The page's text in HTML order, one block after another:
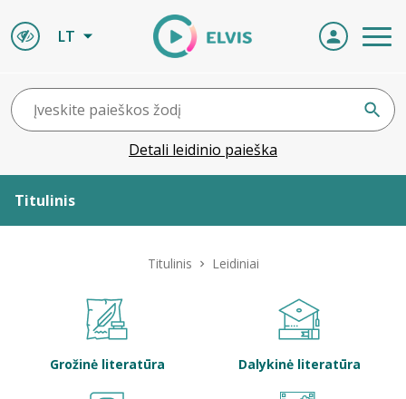
LT
Detali leidinio paieška
Titulinis
Titulinis Leidiniai
Grožinė literatūra Dalykinė literatūra